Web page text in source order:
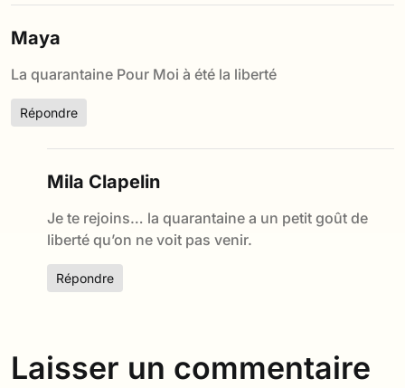
Maya
La quarantaine Pour Moi à été la liberté
Répondre
Mila Clapelin
Je te rejoins… la quarantaine a un petit goût de
liberté qu’on ne voit pas venir.
Répondre
Laisser un commentaire